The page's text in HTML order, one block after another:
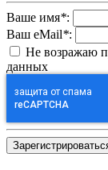
Ваше имя*:
Ваш eMail*:
Не возражаю
данных